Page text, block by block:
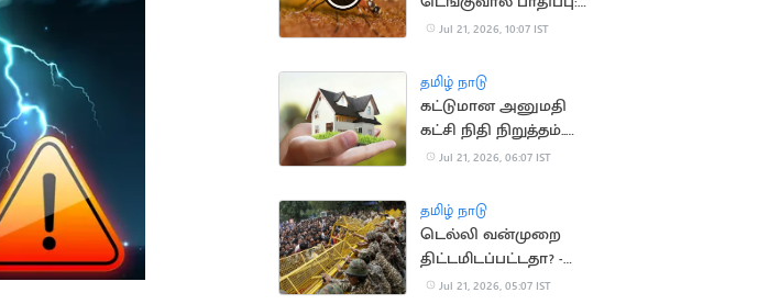
சுகாதாரத்துறை தகவல்
Jul 21, 2026, 10:07 IST
தமிழ் நாடு
கட்டுமான அனுமதி
கட்சி நிதி நிறுத்தம்..
வீடுகள் விலை
Jul 21, 2026, 06:07 IST
தமிழ் நாடு
டெல்லி வன்முறை
திட்டமிடப்பட்டதா? -
விசாரணை தீவிரம்
Jul 21, 2026, 05:07 IST